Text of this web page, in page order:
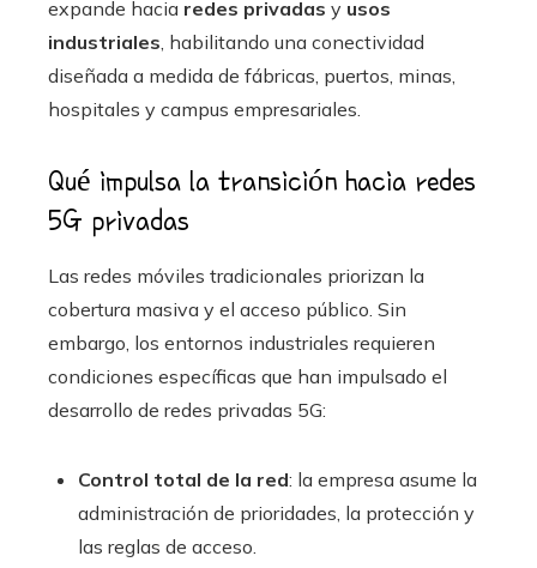
expande hacia redes privadas y usos
industriales , habilitando una conectividad
diseñada a medida de fábricas, puertos, minas,
hospitales y campus empresariales.
Qué impulsa la transición hacia redes
5G privadas
Las redes móviles tradicionales priorizan la
cobertura masiva y el acceso público. Sin
embargo, los entornos industriales requieren
condiciones específicas que han impulsado el
desarrollo de redes privadas 5G:
Control total de la red: la empresa asume la
administración de prioridades, la protección y
las reglas de acceso.